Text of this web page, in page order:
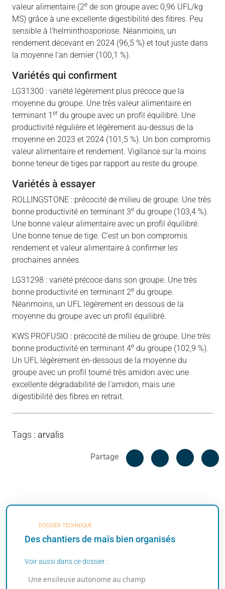
valeur alimentaire (2e de son groupe avec 0,96 UFL/kg
MS) grâce à une excellente digestibilité des fibres. Peu
sensible à l’helminthosporiose. Néanmoins, un
rendement décevant en 2024 (96,5 %) et tout juste dans
la moyenne l’an dernier (100,1 %).
variétés qui confirment
LG31300 : variété légèrement plus précoce que la
moyenne du groupe. Une très valeur alimentaire en
terminant 1 er du groupe avec un profil équilibré. Une
productivité régulière et légèrement au-dessus de la
moyenne en 2023 et 2024 (101,5 %). Un bon compromis
valeur alimentaire et rendement. Vigilance sur la moins
bonne teneur de tiges par rapport au reste du groupe.
variétés à essayer
ROLLINGSTONE : précocité de milieu de groupe. Une très
bonne productivité en terminant 3e du groupe (103,4 %).
Une bonne valeur alimentaire avec un profil équilibré.
Une bonne tenue de tige. C’est un bon compromis
rendement et valeur alimentaire à confirmer les
prochaines années.
LG31298 : variété précoce dans son groupe. Une très
bonne productivité en terminant 2e du groupe.
Néanmoins, un UFL légèrement en dessous de la
moyenne du groupe avec un profil équilibré.
KWS PROFUSIO : précocité de milieu de groupe. Une très
bonne productivité en terminant 4e du groupe (102,9 %).
Un UFL légèrement en-dessous de la moyenne du
groupe avec un profil tourné très amidon avec une
excellente dégradabilité de l’amidon, mais une
digestibilité des fibres en retrait.
Tags : arvalis
Partage
Facebook
DOSSIER TECHNIQUE
Des chantiers de maïs bien organisés
Voir aussi dans ce dossier :
Une ensileuse autonome au champ